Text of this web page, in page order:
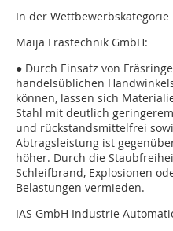
In der
Maija Frästechnik GmbH:
● Durch Einsatz von
handelsüblichen
können, lassen sich
Stahl mit deutlich
und rückstandsmittelfrei
Abtragsleistung ist
höher. Durch die
Schleifbrand, Explosionen
Belastungen vermieden.
IAS GmbH Industrie